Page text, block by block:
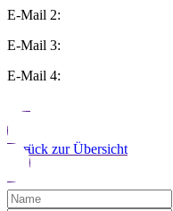
E-Mail 2:
E-Mail 3:
E-Mail 4:
Zurück zur Übersicht